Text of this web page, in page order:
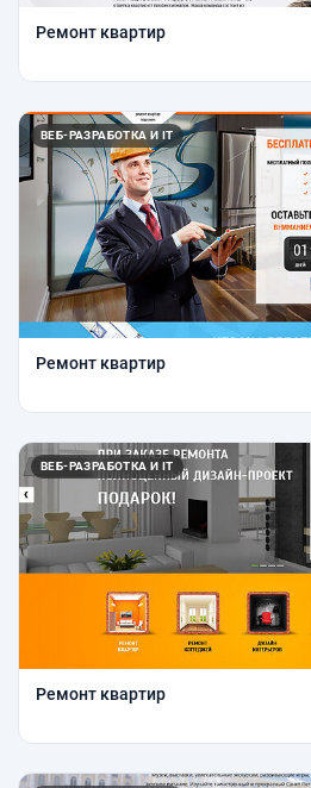
Ремонт квартир
ВЕБ-РАЗРАБОТКА И IT
Ремонт квартир
ВЕБ-РАЗРАБОТКА И IT
Ремонт квартир